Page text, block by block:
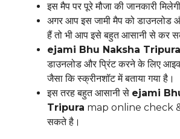
इस मैप पर पूरे मौजा की जानकारी
अगर आप इस जामी मैप को डाउनलोड
हैं तो भी आप इसे बहुत आसानी से कर
ejami Bhu Naksha Tripura
डाउनलोड और प्रिंट करने के लिए
जैसा कि स्क्रीनशॉट में बताया गया है।
इस तरह बहुत आसानी से ejami
Tripura map online check
सकते है।